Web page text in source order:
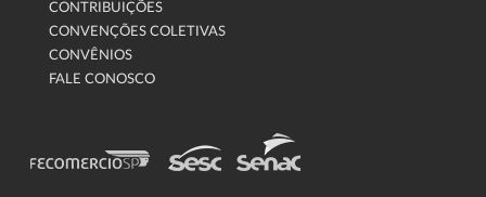
CONTRIBUIÇÕES
CONVENÇÕES COLETIVAS
CONVÊNIOS
FALE CONOSCO